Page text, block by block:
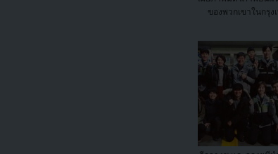
ของพวกเขาในกรุง